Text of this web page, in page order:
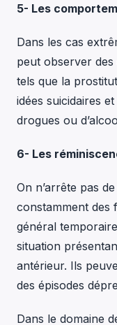
5- Les
Dans les cas
peut observer
tels que la
idées suicidaires
drogues ou
6- Les
On n’arrête pas
constamment des
général
situation
antérieur. Ils
des épisodes
Dans le domaine